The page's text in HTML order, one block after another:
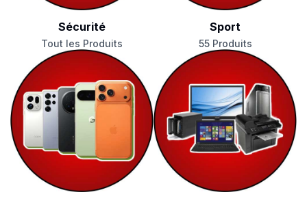
Sécurité
Tout les Produits
Sport
55 Produits